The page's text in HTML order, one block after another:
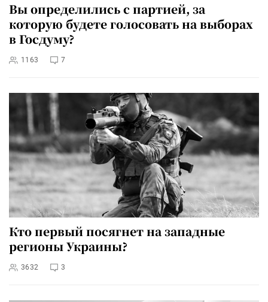
Вы определились с партией, за
которую будете голосовать на выборах
в Госдуму?
1163 7
Кто первый посягнет на западные
регионы Украины?
3632 3